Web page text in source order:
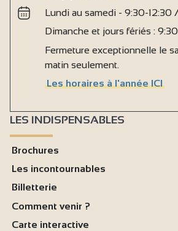
Lundi au samedi - 9:30-12:30
Dimanche et jours fériés :
Fermeture exceptionnelle le
matin seulement.
Les horaires à l'année ICI
LES INDISPENSABLES
Brochures
Les incontournables
Billetterie
Comment venir ?
Carte interactive